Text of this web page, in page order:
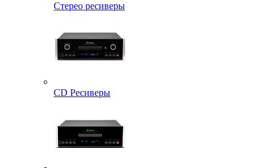
Стерео ресиверы
CD Ресиверы